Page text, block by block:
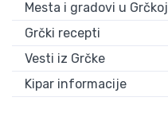
Mesta i gradovi u Grčkoj
Grčki recepti
Vesti iz Grčke
Kipar informacije